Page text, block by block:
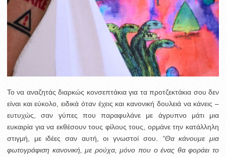
Το να αναζητάς διαρκώς κονσεπτάκια για τα προτζεκτάκια σου δεν
είναι και εύκολο, ειδικά όταν έχεις και κανονική δουλειά να κάνεις –
ευτυχώς, σαν γύπες που παραφυλάνε με άγρυπνο μάτι μια
ευκαιρία για να εκθέσουν τους φίλους τους, ορμάνε την κατάλληλη
στιγμή, με ιδέες σαν αυτή, οι γνωστοί σου. “Θα κάνουμε μια
φωτογράφιση κανονική, με ρούχα, μόνο που ο ένας θα φοράει το